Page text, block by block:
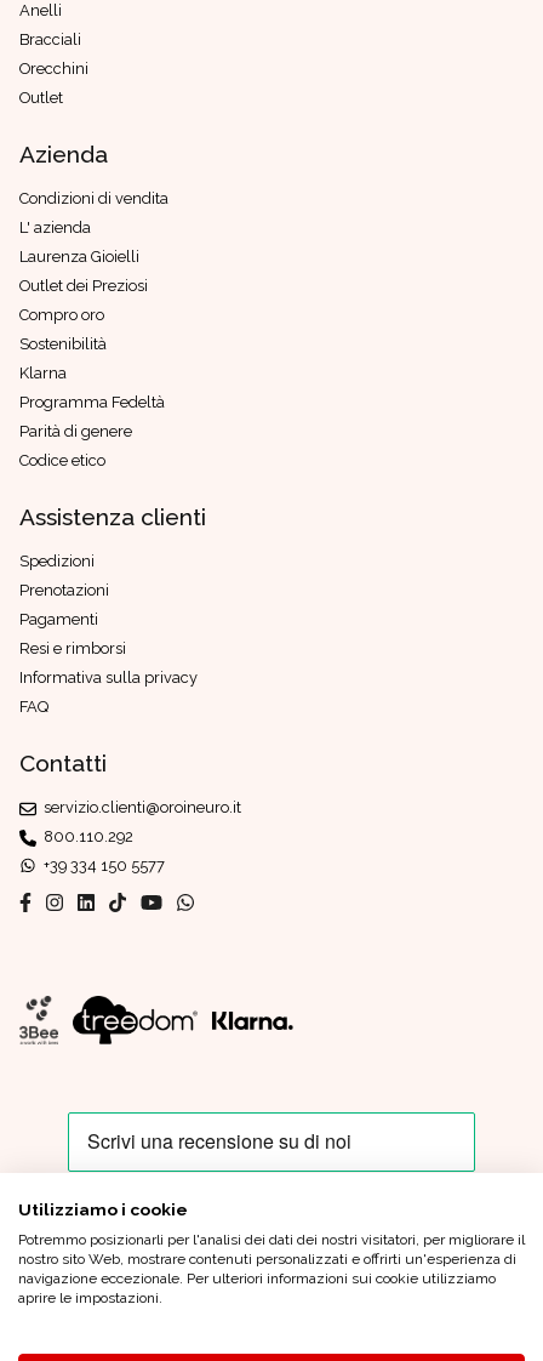
Anelli
Bracciali
Orecchini
Outlet
Azienda
Condizioni di vendita
L' azienda
Laurenza Gioielli
Outlet dei Preziosi
Compro oro
Sostenibilità
Klarna
Programma Fedeltà
Parità di genere
Codice etico
Assistenza clienti
Spedizioni
Prenotazioni
Pagamenti
Resi e rimborsi
Informativa sulla privacy
FAQ
Contatti
servizio.clienti@oroineuro.it
800.110.292
+39 334 150 5577
Oro In Euro Italia S.p.A. - Sede Legale: Piazza IV Novembre, 4 - 20124
Milano - Sede Operativa: Via XX Settembre, 6 - 21013 Gallarate (VA)
Tel. +39 0331 799 920
Utilizziamo i cookie
Potremmo posizionarli per l'analisi dei dati dei nostri visitatori, per migliorare il
nostro sito Web, mostrare contenuti personalizzati e offrirti un'esperienza di
navigazione eccezionale. Per ulteriori informazioni sui cookie utilizziamo
aprire le impostazioni.